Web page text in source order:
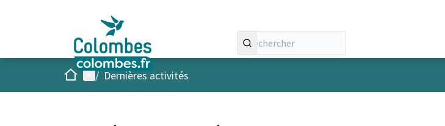
AccueilMenu principal
/ Dernières activités